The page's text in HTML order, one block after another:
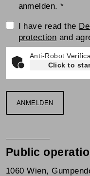
anmelden.*
I have read the
protection and
Anti-Robot
Click to
ANMELDEN
Public
1060 Wien,